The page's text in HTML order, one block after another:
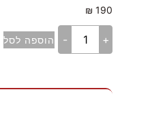
190
₪
+
- הוספה לסל